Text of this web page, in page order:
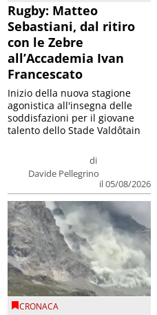
Rugby: Matteo
Sebastiani, dal ritiro
con le Zebre
all’Accademia Ivan
Francescato
di
Davide Pellegrino
il 05/08/2026
Inizio della nuova stagione
agonistica all'insegna delle
soddisfazioni per il giovane
talento dello Stade Valdôtain
CRONACA